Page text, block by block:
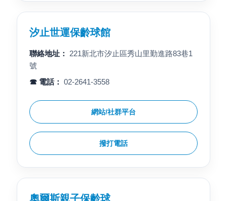
汐止世運保齡球館
聯絡地址：
221新北市汐止區秀山里勤進路83巷1
號
☎ 電話： 02-2641-3558
網站/社群平台
撥打電話
奧爾斯親子保齡球